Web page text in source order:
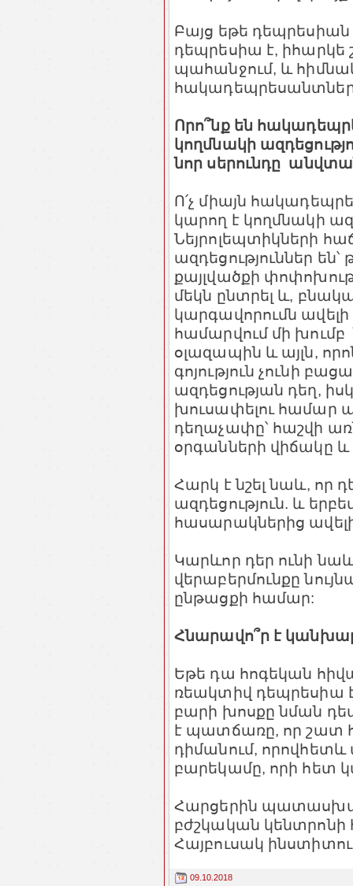
Բայց եթե
դեպրեսիա է, իհարկե
պահանջում, և
Որո՞նք են
կողմնակի
նոր սերունդը
Ո՛չ միայն
կարող է կողմնակի
Նեյրոլեպտիկների
ազդեցություններ
քայլվածքի
մեկն ընտրել և,
կարգավորումն
համարվում մի խումբ
օլազապին և այլն,
գոյություն չունի
ազդեցության դեղ,
խուսափելու համար
դեղաչափը՝ հաշվի
օրգանների վիճակը և
Հարկ է նշել նաև,
ազդեցություն. և
հասարակներից ավելի
Կարևոր դեր ունի նաև
վերաբերմունքը
ընթացքի համար:
Հնարավո՞ր է
Եթե դա հոգեկան
ռեակտիվ դեպրեսիա
բարի խոսքը նման
է պատճառը, որ շատ
դիմանում,
բարեկամը, որի հետ
Հարցերին
բժշկական կենտրոնի
Հայբուսակ
09.10.2018